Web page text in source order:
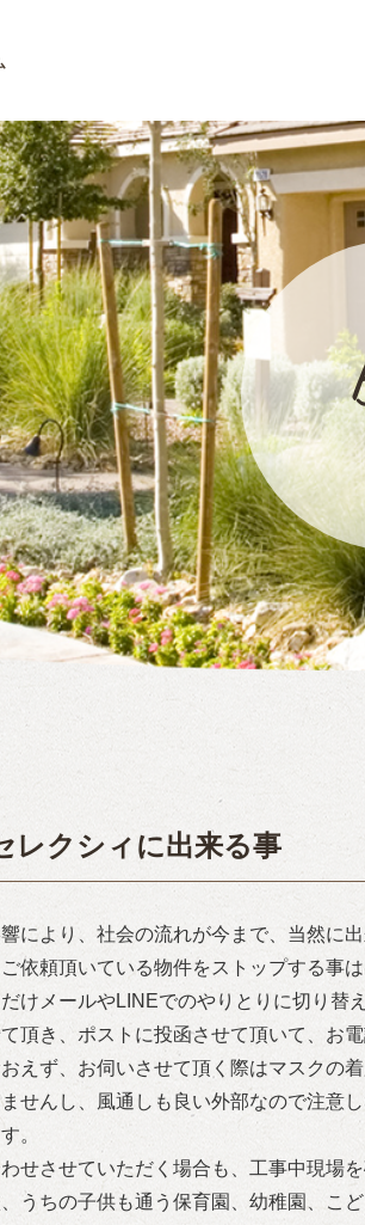
クシィに出来る事
により、社会の流れが今まで、当然に
依頼頂いている物件をストップする事
けメールやLINEでのやりとりに切り
頂き、ポストに投函させて頂いて、お
えず、お伺いさせて頂く際はマスクの
せんし、風通しも良い外部なので注意
。
せさせていただく場合も、工事中現場
うちの子供も通う保育園、幼稚園、こ